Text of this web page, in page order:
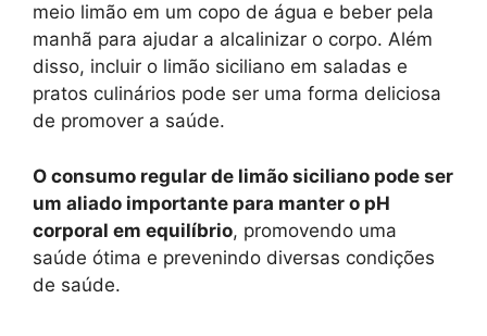
meio limão em um copo de água e beber pela
manhã para ajudar a alcalinizar o corpo. Além
disso, incluir o limão siciliano em saladas e
pratos culinários pode ser uma forma deliciosa
de promover a saúde.
O consumo regular de limão siciliano pode ser
um aliado importante para manter o pH
corporal em equilíbrio, promovendo uma
saúde ótima e prevenindo diversas condições
de saúde.